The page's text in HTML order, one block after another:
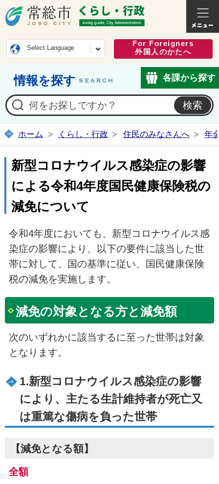
常総市公式ホームページ
くらし
Select Language
For Foreigners
外国人のかたへ
情報を探す 各課から探す
ホーム くらし・行政 住民のみなさんへ 年
新型コロナウイルス感染症の影響
による令和4年度国民健康保険税の
減免について
令和4年度においても、新型コロナウイルス感
染症の影響により、以下の要件に該当した世
帯に対して、国の基準に従い、国民健康保険
税の減免を実施します。
減免の対象となる方と減免額
次のいずれかに該当するに至った世帯は対象
となります。
1.新型コロナウイルス感染症の影響
により、主たる生計維持者が死亡又
は重篤な傷病を負った世帯
【減免となる額】
全額